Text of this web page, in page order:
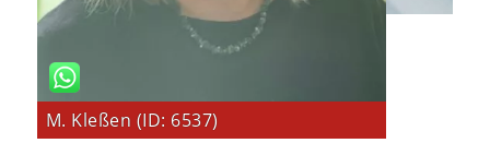
M. Kleßen (ID: 6537)